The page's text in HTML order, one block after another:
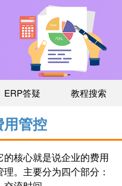
ERP答疑 教程搜索
用管控
核心就是说企业的费用
。主要分为四个部分：